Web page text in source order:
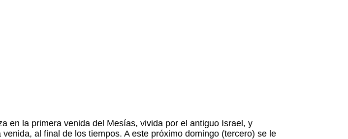
en la primera venida del Mesías, vivida por el antiguo Israel, y
al final de los tiempos. A este próximo domingo (tercero) se le